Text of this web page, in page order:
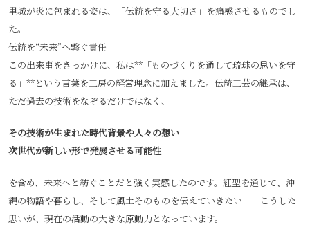
里城が炎に包まれる姿は、「伝統を守る大切さ」を痛感させるものでし
た。
伝統を“未来”へ繋ぐ責任
この出来事をきっかけに、私は**「ものづくりを通して琉球の思いを守
る」**という言葉を工房の経営理念に加えました。伝統工芸の継承は、
ただ過去の技術をなぞるだけではなく、
その技術が生まれた時代背景や人々の想い
次世代が新しい形で発展させる可能性
を含め、未来へと紡ぐことだと強く実感したのです。紅型を通じて、沖
縄の物語や暮らし、そして風土そのものを伝えていきたい──こうした
思いが、現在の活動の大きな原動力となっています。